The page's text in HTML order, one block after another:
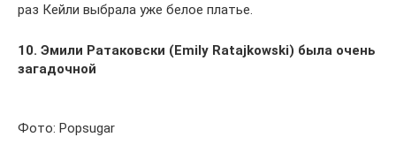
раз Кейли выбрала уже белое платье.
10. Эмили Ратаковски (Emily Ratajkowski) была очень
загадочной
Фото: Popsugar